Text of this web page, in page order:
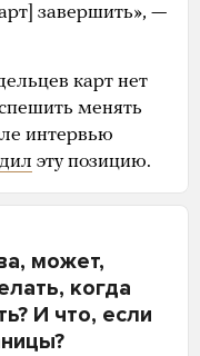
завершить», —
карт нет
менять
интервью
эту позицию.
может,
когда
И что, если